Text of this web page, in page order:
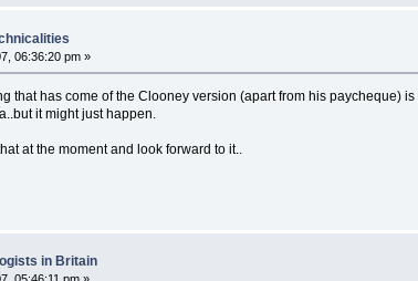
06:36:20 pm »
that has come of the Clooney version (apart from his
it might just happen.
at the moment and look forward to it..
in Britain